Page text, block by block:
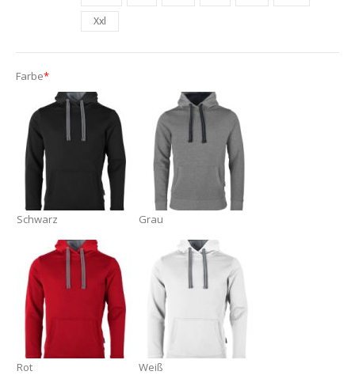
Xxl
Farbe*
Schwarz Grau
Rot Weiß